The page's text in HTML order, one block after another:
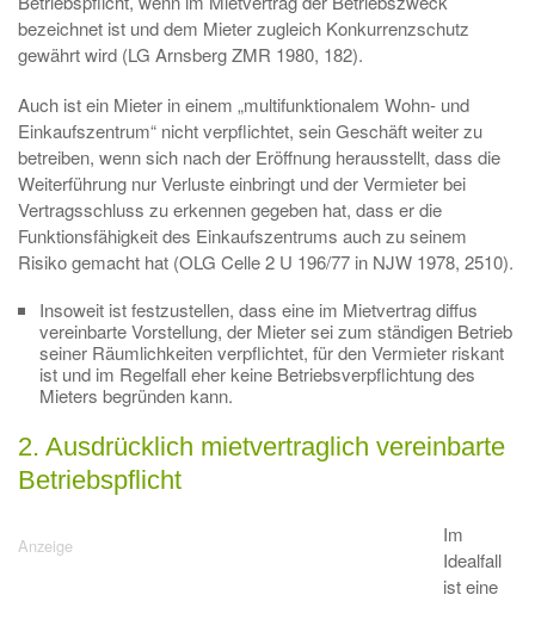
bezeichnet ist und dem Mieter zugleich Konkurrenzschutz
gewährt wird (LG Arnsberg ZMR 1980, 182).
Auch ist ein Mieter in einem „multifunktionalem Wohn- und
Einkaufszentrum“ nicht verpflichtet, sein Geschäft weiter zu
betreiben, wenn sich nach der Eröffnung herausstellt, dass die
Weiterführung nur Verluste einbringt und der Vermieter bei
Vertragsschluss zu erkennen gegeben hat, dass er die
Funktionsfähigkeit des Einkaufszentrums auch zu seinem
Risiko gemacht hat (OLG Celle 2 U 196/77 in NJW 1978, 2510).
Insoweit ist festzustellen, dass eine im Mietvertrag diffus
vereinbarte Vorstellung, der Mieter sei zum ständigen Betrieb
seiner Räumlichkeiten verpflichtet, für den Vermieter riskant
ist und im Regelfall eher keine Betriebsverpflichtung des
Mieters begründen kann.
2. Ausdrücklich mietvertraglich vereinbarte
Betriebspflicht
Im
Idealfall
ist eine